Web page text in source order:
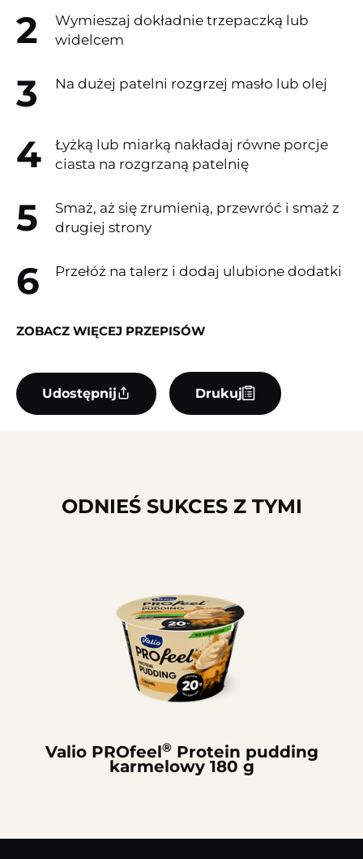
Wymieszaj dokładnie trzepaczką lub
widelcem
Na dużej patelni rozgrzej masło lub olej
Łyżką lub miarką nakładaj równe porcje
ciasta na rozgrzaną patelnię
Smaż, aż się zrumienią, przewróć i smaż z
drugiej strony
Przełóż na talerz i dodaj ulubione dodatki
ZOBACZ WIĘCEJ PRZEPISÓW
Udostępnij Drukuj
ODNIEŚ SUKCES Z TYMI
Valio PROfeel®Protein pudding
karmelowy 180 g